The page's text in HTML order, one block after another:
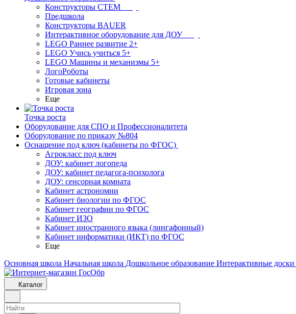
Конструкторы СТЕМ
Предшкола
Конструкторы BAUER
Интерактивное оборудование для ДОУ
LEGO Раннее развитие 2+
LEGO Учись учиться 5+
LEGO Машины и механизмы 5+
ЛогоРоботы
Готовые кабинеты
Игровая зона
Еще
Точка роста
Оборудование для СПО и Профессионалитета
Оборудование по приказу №804
Оснащение под ключ (кабинеты по ФГОС)
Агрокласс под ключ
ДОУ: кабинет логопеда
ДОУ: кабинет педагога-психолога
ДОУ: сенсорная комната
Кабинет астрономии
Кабинет биологии по ФГОС
Кабинет географии по ФГОС
Кабинет ИЗО
Кабинет иностранного языка (лингафонный)
Кабинет информатики (ИКТ) по ФГОС
Еще
Основная школа Начальная школа Дошкольное образование Интерактивные доски
Каталог